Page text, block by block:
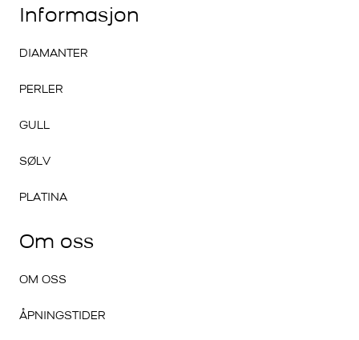
Informasjon
DIAMANTER
PERLER
GULL
SØLV
PLATINA
Om oss
OM OSS
ÅPNINGSTIDER